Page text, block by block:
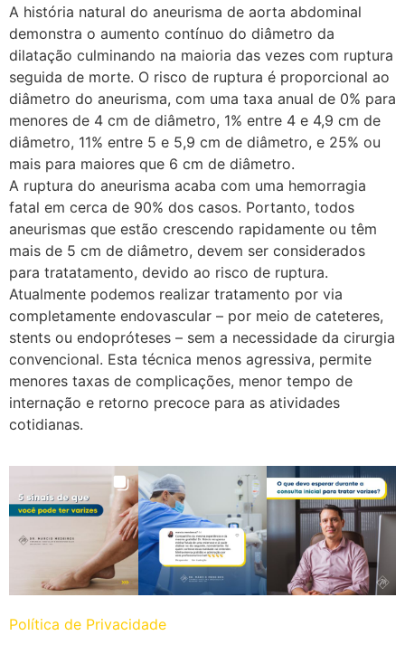
A história natural do aneurisma de aorta abdominal
demonstra o aumento contínuo do diâmetro da
dilatação culminando na maioria das vezes com ruptura
seguida de morte. O risco de ruptura é proporcional ao
diâmetro do aneurisma, com uma taxa anual de 0% para
menores de 4 cm de diâmetro, 1% entre 4 e 4,9 cm de
diâmetro, 11% entre 5 e 5,9 cm de diâmetro, e 25% ou
mais para maiores que 6 cm de diâmetro.
A ruptura do aneurisma acaba com uma hemorragia
fatal em cerca de 90% dos casos. Portanto, todos
aneurismas que estão crescendo rapidamente ou têm
mais de 5 cm de diâmetro, devem ser considerados
para tratatamento, devido ao risco de ruptura.
Atualmente podemos realizar tratamento por via
completamente endovascular – por meio de cateteres,
stents ou endopróteses – sem a necessidade da cirurgia
convencional. Esta técnica menos agressiva, permite
menores taxas de complicações, menor tempo de
internação e retorno precoce para as atividades
cotidianas.
Política de Privacidade